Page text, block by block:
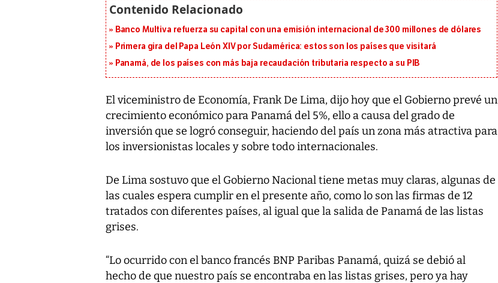
Banco Multiva refuerza su capital con una emisión internacional de 300 millones de dólares
Primera gira del Papa León XIV por Sudamérica: estos son los países que visitará
Panamá, de los países con más baja recaudación tributaria respecto a su PIB
El viceministro de Economía, Frank De Lima, dijo hoy que el Gobierno prevé un
crecimiento económico para Panamá del 5%, ello a causa del grado de
inversión que se logró conseguir, haciendo del país un zona más atractiva para
los inversionistas locales y sobre todo internacionales.
De Lima sostuvo que el Gobierno Nacional tiene metas muy claras, algunas de
las cuales espera cumplir en el presente año, como lo son las firmas de 12
tratados con diferentes países, al igual que la salida de Panamá de las listas
grises.
“Lo ocurrido con el banco francés BNP Paribas Panamá, quizá se debió al
hecho de que nuestro país se encontraba en las listas grises, pero ya hay